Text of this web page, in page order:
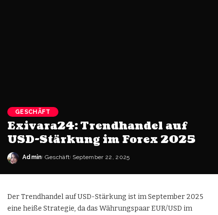
GESCHÄFT
Exivara24: Trendhandel auf
USD-Stärkung im Forex 2025
Admin Geschäft September 22, 2025
Der Trendhandel auf USD-Stärkung ist im September 2025
eine heiße Strategie, da das Währungspaar EUR/USD im